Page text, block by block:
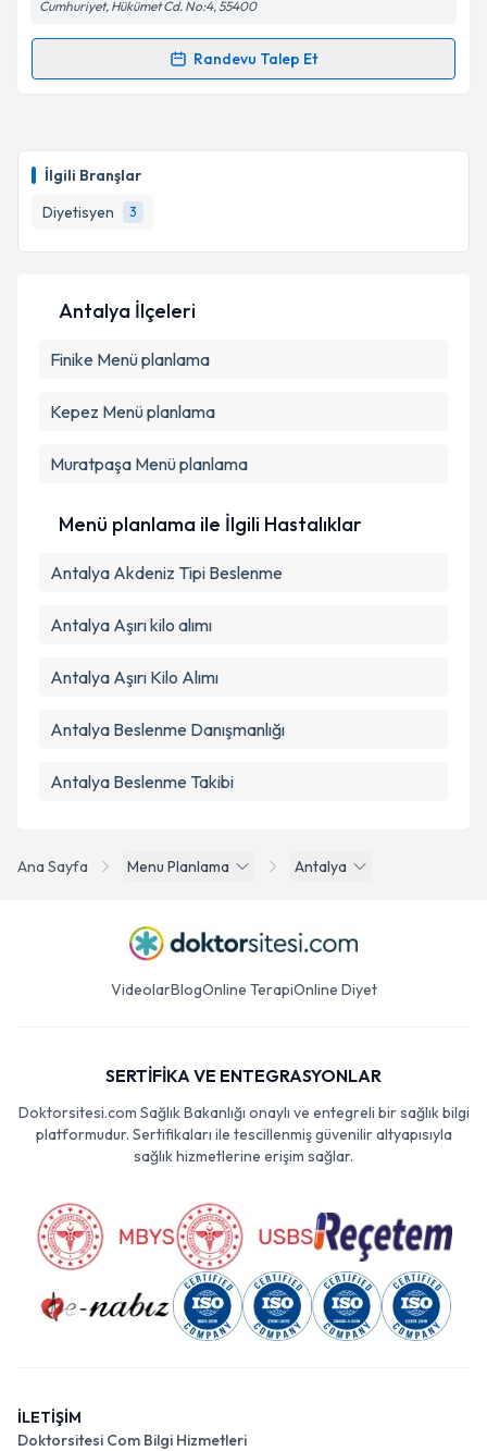
İlgili Branşlar
Diyetisyen
3
Cumhuriyet, Hükümet Cd. No:4, 55400
Randevu Talep Et
Randevu Takvimi Talebi
takvim hazırlandığında e-posta ile bilgilendireceğiz.
E-posta Adresiniz
Metni'ni okudum ve kişisel verilerimin belirtilen
Ana Sayfa Menu Planlama Antalya
Antalya İlçeleri
Finike Menü planlama
Kepez Menü planlama
Muratpaşa Menü planlama
Menü planlama ile İlgili Hastalıklar
Antalya Akdeniz Tipi Beslenme
Antalya Aşırı kilo alımı
Antalya Aşırı Kilo Alımı
Antalya Beslenme Danışmanlığı
Antalya Beslenme Takibi
VideolarBlogOnline TerapiOnline Diyet
SERTİFİKA VE ENTEGRASYONLAR
Doktorsitesi.com Sağlık Bakanlığı onaylı ve entegreli bir sağlık bilgi
platformudur. Sertifikaları ile tescillenmiş güvenilir altyapısıyla
sağlık hizmetlerine erişim sağlar.
İLETİŞİM
Doktorsitesi Com Bilgi Hizmetleri